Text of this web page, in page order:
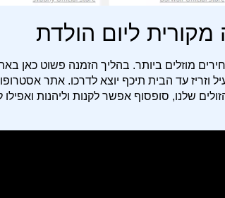
מוזלים ביותר. בהליך הזמנה פשוט כאן
וזריז עד הבית תיכף יוצא לדרכו. אתר
שלנו, סופסוף אפשר לקנות וליהנות ואפילו